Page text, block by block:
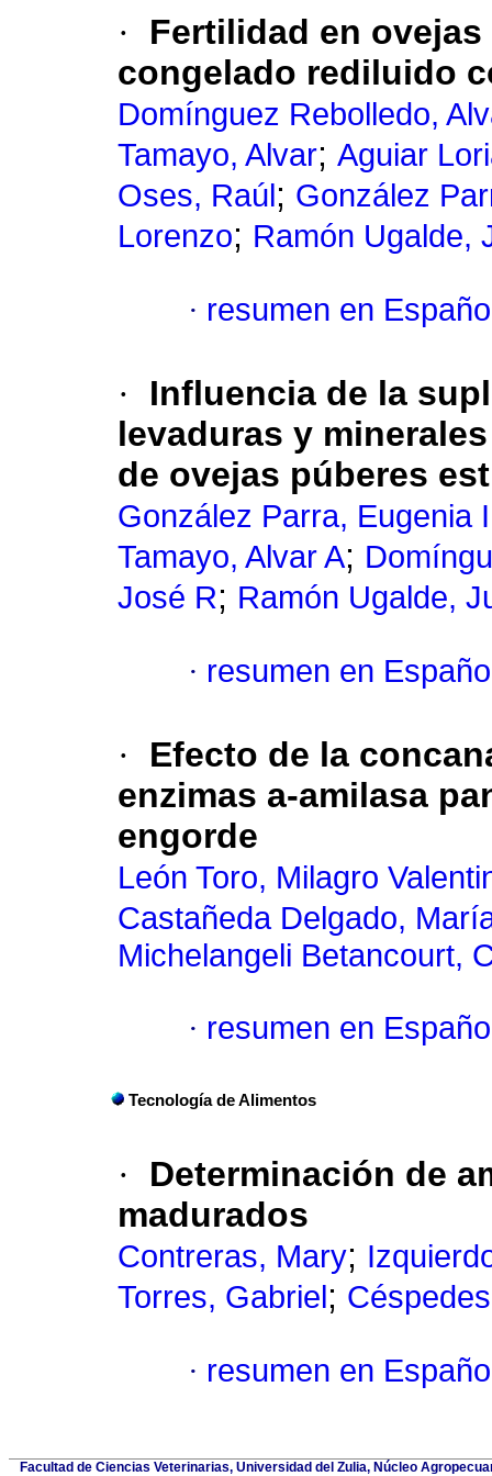
·
Fertilidad en
congelado rediluido
Domínguez Rebolledo,
Tamayo, Alvar; Aguiar
Oses, Raúl ; González
Lorenzo; Ramón Ugalde,
· resumen en
·
Influencia de la
levaduras y
de ovejas púberes
González Parra, Eugenia I
Tamayo, Alvar A;
José R; Ramón Ugalde,
· resumen en
·
Efecto de la
enzimas a-amilasa
engorde
León Toro, Milagro
Castañeda Delgado,
Michelangeli Betancourt,
· resumen en
Tecnología de Alimentos
·
Determinación de
madurados
Contreras, Mary;
Torres, Gabriel ;
· resumen en
Facultad de Ciencias Veterinarias, Universidad del Zulia, Núcleo